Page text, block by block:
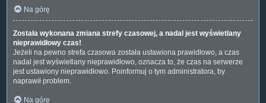
Na górę
Została wykonana zmiana strefy czasowej, a nadal jest wyświetlany
nieprawidłowy czas!
Jeżeli na pewno strefa czasowa została ustawiona prawidłowo, a czas
nadal jest wyświetlany nieprawidłowo, oznacza to, że czas na serwerze
jest ustawiony nieprawidłowo. Poinformuj o tym administratora, by
naprawił problem.
Na górę